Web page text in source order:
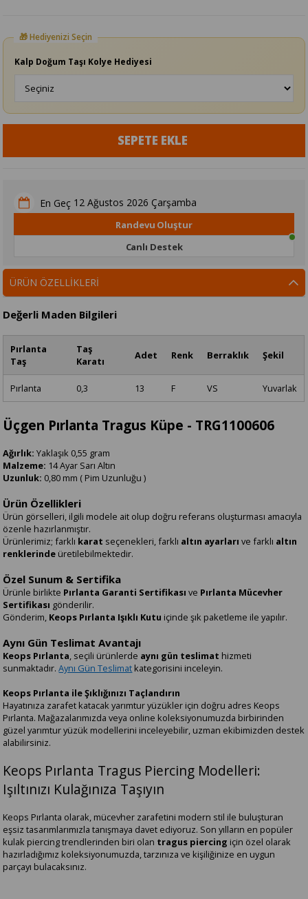
Kalp Doğum Taşı Kolye Hediyesi
En Geç 12 Ağustos 2026 Çarşamba
Randevu Oluştur
Canlı Destek
ÜRÜN ÖZELLIKLERI
Değerli Maden Bilgileri
Pırlanta
Taş
Taş
Karatı
Adet Renk Berraklık Şekil
Pırlanta 0,3 13 F VS Yuvarlak
Üçgen Pırlanta Tragus Küpe - TRG1100606
Ağırlık: Yaklaşık 0,55 gram
Malzeme: 14 Ayar Sarı Altın
Uzunluk: 0,80 mm ( Pim Uzunluğu )
Ürün Özellikleri
Ürün görselleri, ilgili modele ait olup doğru referans oluşturması amacıyla
özenle hazırlanmıştır.
Ürünlerimiz; farklı karat seçenekleri, farklı altın ayarları ve farklı altın
renklerinde üretilebilmektedir.
Özel Sunum & Sertifika
Ürünle birlikte Pırlanta Garanti Sertifikası ve Pırlanta Mücevher
Sertifikası gönderilir.
Gönderim, Keops Pırlanta Işıklı Kutu içinde şık paketleme ile yapılır.
Aynı Gün Teslimat Avantajı
Keops Pırlanta, seçili ürünlerde aynı gün teslimat hizmeti
sunmaktadır.Aynı Gün Teslimat kategorisini inceleyin.
Keops Pırlanta ile Şıklığınızı Taçlandırın
Hayatınıza zarafet katacak yarımtur yüzükler için doğru adres Keops
Pırlanta. Mağazalarımızda veya online koleksiyonumuzda birbirinden
güzel yarımtur yüzük modellerini inceleyebilir, uzman ekibimizden destek
alabilirsiniz.
Keops Pırlanta Tragus Piercing Modelleri:
Işıltınızı Kulağınıza Taşıyın
Keops Pırlanta olarak, mücevher zarafetini modern stil ile buluşturan
eşsiz tasarımlarımızla tanışmaya davet ediyoruz. Son yılların en popüler
kulak piercing trendlerinden biri olan tragus piercing için özel olarak
hazırladığımız koleksiyonumuzda, tarzınıza ve kişiliğinize en uygun
parçayı bulacaksınız.